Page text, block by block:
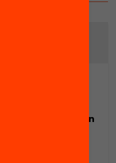
espiritualitat en